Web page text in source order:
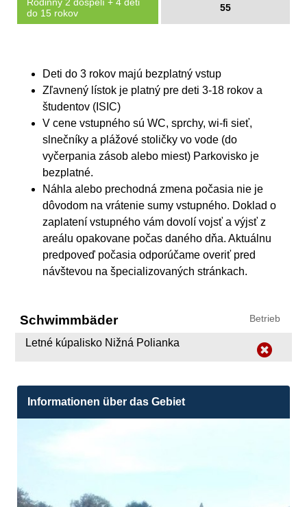
do 15 rokov
55
Deti do 3 rokov majú bezplatný vstup
Zľavnený lístok je platný pre deti 3-18 rokov a
študentov (ISIC)
V cene vstupného sú WC, sprchy, wi-fi sieť,
slnečníky a plážové stoličky vo vode (do
vyčerpania zásob alebo miest) Parkovisko je
bezplatné.
Náhla alebo prechodná zmena počasia nie je
dôvodom na vrátenie sumy vstupného. Doklad o
zaplatení vstupného vám dovolí vojsť a výjsť z
areálu opakovane počas daného dňa. Aktuálnu
predpoveď počasia odporúčame overiť pred
návštevou na špecializovaných stránkach.
Schwimmbäder Betrieb
Letné kúpalisko Nižná Polianka
Informationen über das Gebiet